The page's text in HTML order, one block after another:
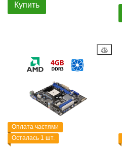
Купить
Оплата частями
Осталась 1 шт.